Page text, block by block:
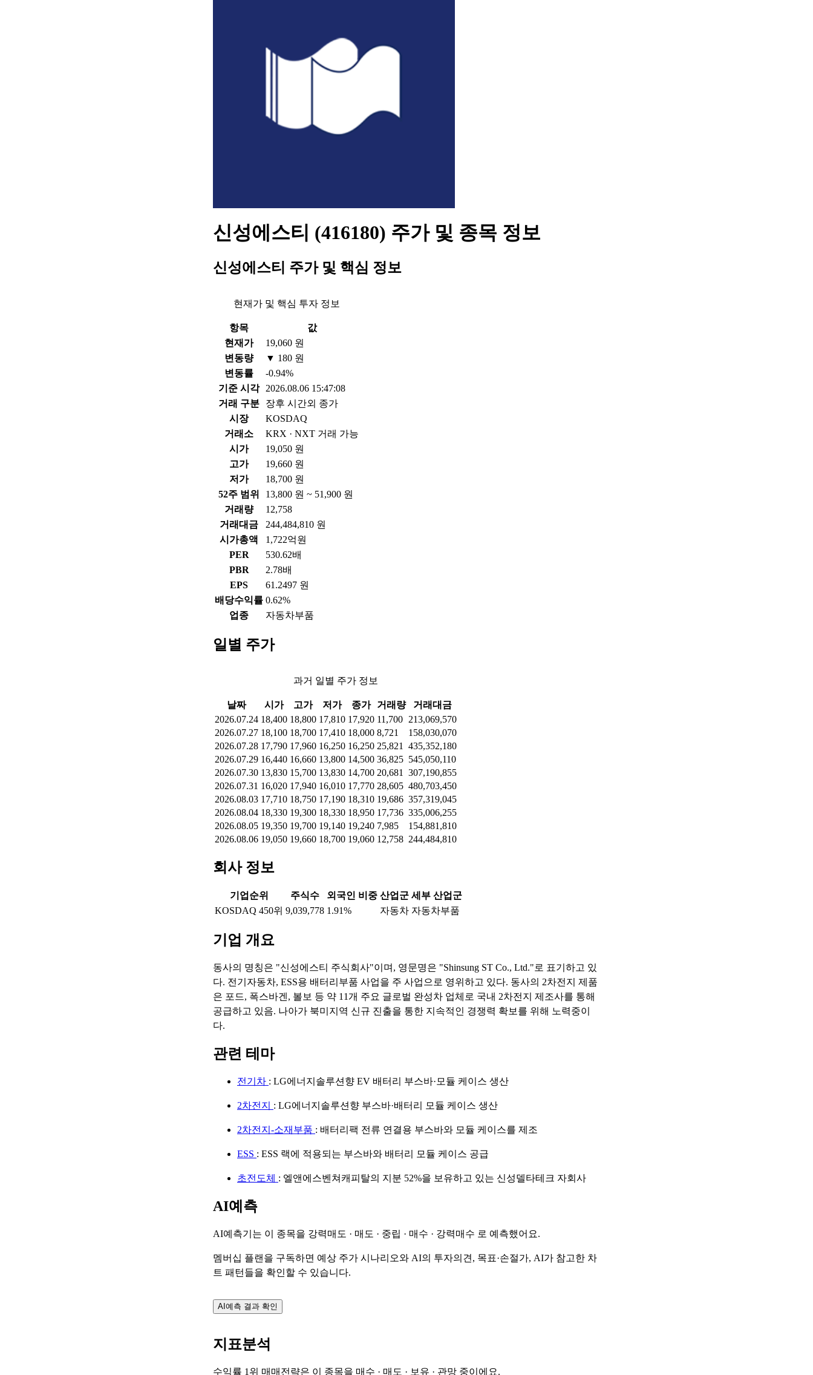
신성에스티 (416180) 주가 및 종목 정보
신성에스티 주가 및 핵심 정보
현재가 및 핵심 투자 정보
항목
값
현재가
19,060 원
변동량
▼ 180 원
변동률
-0.94%
기준 시각
2026.08.06 15:47:08
거래 구분
장후 시간외 종가
시장
KOSDAQ
거래소
KRX · NXT 거래 가능
시가
19,050 원
고가
19,660 원
저가
18,700 원
52주 범위
13,800 원 ~ 51,900 원
거래량
12,758
거래대금
244,484,810 원
시가총액
1,722억원
PER
530.62배
PBR
2.78배
EPS
61.2497 원
배당수익률 0.62%
업종
자동차부품
일별 주가
과거 일별 주가 정보
날짜 시가 고가 저가 종가 거래량
거래대금
2026.07.24 18,400 18,800 17,810 17,920 11,700 213,069,570
2026.07.27 18,100 18,700 17,410 18,000 8,721
158,030,070
2026.07.28 17,790 17,960 16,250 16,250 25,821
435,352,180
2026.07.29 16,440 16,660 13,800 14,500 36,825 545,050,110
2026.07.30 13,830 15,700 13,830 14,700 20,681
307,190,855
2026.07.31 16,020 17,940 16,010 17,770 28,605 480,703,450
2026.08.03 17,710 18,750 17,190 18,310 19,686 357,319,045
2026.08.04 18,330 19,300 18,330 18,950 17,736 335,006,255
2026.08.05 19,350 19,700 19,140 19,240 7,985
154,881,810
2026.08.06 19,050 19,660 18,700 19,060 12,758 244,484,810
회사 정보
기업순위 주식수 외국인 비중 산업군 세부 산업군
KOSDAQ 450위 9,039,778 1.91% 자동차 자동차부품
기업 개요
동사의 명칭은 "신성에스티 주식회사"이며, 영문명은 "Shinsung ST Co., Ltd."로 표기하고 있
다. 전기자동차, ESS용 배터리부품 사업을 주 사업으로 영위하고 있다. 동사의 2차전지 제품
은 포드, 폭스바겐, 볼보 등 약 11개 주요 글로벌 완성차 업체로 국내 2차전지 제조사를 통해
공급하고 있음. 나아가 북미지역 신규 진출을 통한 지속적인 경쟁력 확보를 위해 노력중이
다.
관련 테마
전기차 : LG에너지솔루션향 EV 배터리 부스바·모듈 케이스 생산
2차전지 : LG에너지솔루션향 부스바·배터리 모듈 케이스 생산
2차전지-소재부품 : 배터리팩 전류 연결용 부스바와 모듈 케이스를 제조
ESS : ESS 랙에 적용되는 부스바와 배터리 모듈 케이스 공급
초전도체 : 엘앤에스벤쳐캐피탈의 지분 52%을 보유하고 있는 신성델타테크 자회사
AI예측
AI예측기는 이 종목을 강력매도 · 매도 · 중립 · 매수 · 강력매수 로 예측했어요.
멤버십 플랜을 구독하면 예상 주가 시나리오와 AI의 투자의견, 목표·손절가, AI가 참고한 차
트 패턴들을 확인할 수 있습니다.
AI예측 결과 확인
지표분석
수익률 1위 매매전략은 이 종목을 매수 · 매도 · 보유 · 관망 중이에요.